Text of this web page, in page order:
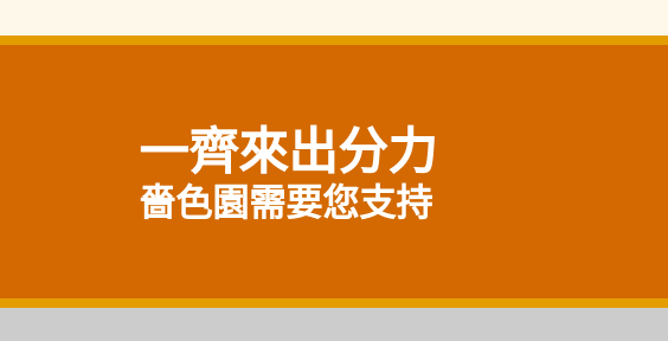
一齊來出分力
嗇色園需要您支持